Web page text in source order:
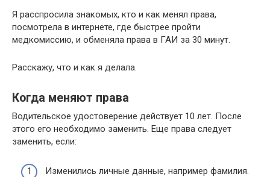
Я расспросила знакомых, кто и как менял права,
посмотрела в интернете, где быстрее пройти
медкомиссию, и обменяла права в ГАИ за 30 минут.
Расскажу, что и как я делала.
Когда меняют права
Водительское удостоверение действует 10 лет. После
этого его необходимо заменить. Еще права следует
заменить, если:
Изменились личные данные, например фамилия.